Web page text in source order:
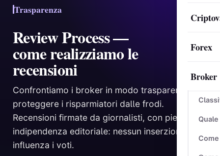
Forex
Broker
Trasparenza
Review Process —
come realizziamo le
recensioni
Confrontiamo i broker in modo trasparente per
proteggere i risparmiatori dalle frodi.
Recensioni firmate da giornalisti, con piena
indipendenza editoriale: nessun inserzionista
influenza i voti.